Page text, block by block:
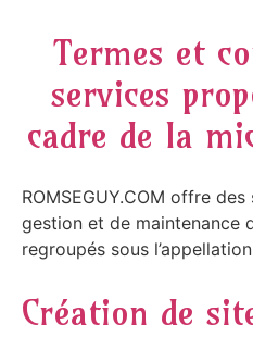
Termes et
services
cadre de la
ROMSEGUY.COM offre
gestion et de maintenance
regroupés sous
Création de